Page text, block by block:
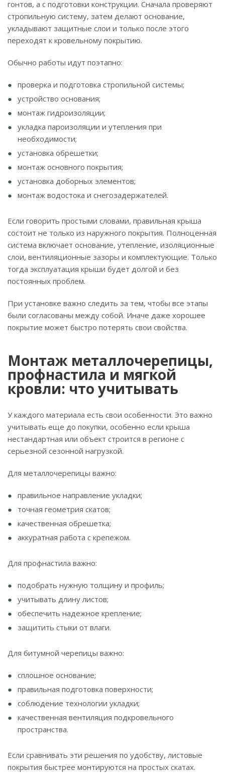
гонтов, а с подготовки конструкции. Сначала проверяют
стропильную систему, затем делают основание,
укладывают защитные слои и только после этого
переходят к кровельному покрытию.
Обычно работы идут поэтапно:
проверка и подготовка стропильной системы;
устройство основания;
монтаж гидроизоляции;
укладка пароизоляции и утепления при
необходимости;
установка обрешетки;
монтаж основного покрытия;
установка доборных элементов;
монтаж водостока и снегозадержателей.
Если говорить простыми словами, правильная крыша
состоит не только из наружного покрытия. Полноценная
система включает основание, утепление, изоляционные
слои, вентиляционные зазоры и комплектующие. Только
тогда эксплуатация крыши будет долгой и без
постоянных проблем.
При установке важно следить за тем, чтобы все этапы
были согласованы между собой. Иначе даже хорошее
покрытие может быстро потерять свои свойства.
Монтаж металлочерепицы,
профнастила и мягкой
кровли: что учитывать
У каждого материала есть свои особенности. Это важно
учитывать еще до покупки, особенно если крыша
нестандартная или объект строится в регионе с
серьезной сезонной нагрузкой.
Для металлочерепицы важно:
правильное направление укладки;
точная геометрия скатов;
качественная обрешетка;
аккуратная работа с крепежом.
Для профнастила важно:
подобрать нужную толщину и профиль;
учитывать длину листов;
обеспечить надежное крепление;
защитить стыки от влаги.
Для битумной черепицы важно:
сплошное основание;
правильная подготовка поверхности;
соблюдение технологии укладки;
качественная вентиляция подкровельного
пространства.
Если сравнивать эти решения по удобству, листовые
покрытия быстрее монтируются на простых скатах.